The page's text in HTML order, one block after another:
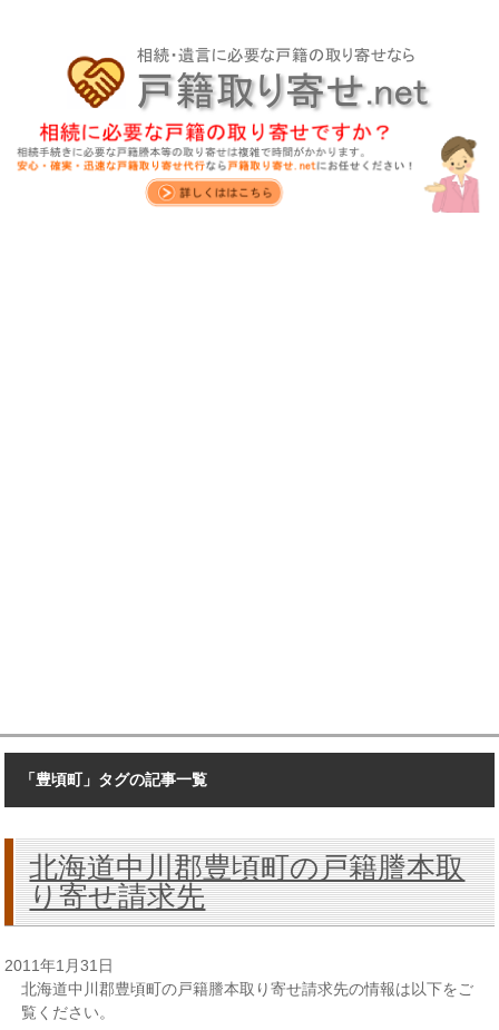
「豊頃町」タグの記事一覧
北海道中川郡豊頃町の戸籍謄本取
り寄せ請求先
2011年1月31日
北海道中川郡豊頃町の戸籍謄本取り寄せ請求先の情報は以下をご
覧ください。